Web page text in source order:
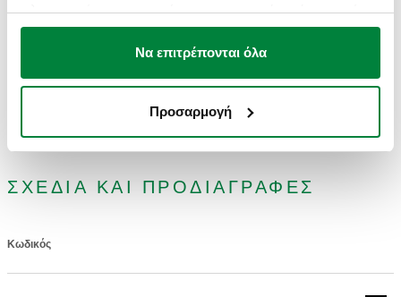
πληροφορίες που τους έχετε παραχωρήσει ή τις οποίες
έχουν συλλέξει σε σχέση με την από μέρους σας χρήση
των υπηρεσιών τους.Να επιτρέπονται όλα
Προσαρμογή
ΠΕΡΙΓΡΑΦΉ ΠΡΟΪΌΝΤΟΣ
Αισθητήρας θερμοκρασίας αποθήκευσης για
ηλεκτρονική βαλβίδα ανάμειξης σειράς 6003.
ΣΧΈΔΙΑ ΚΑΙ ΠΡΟΔΙΑΓΡΑΦΈΣ
Κωδικός